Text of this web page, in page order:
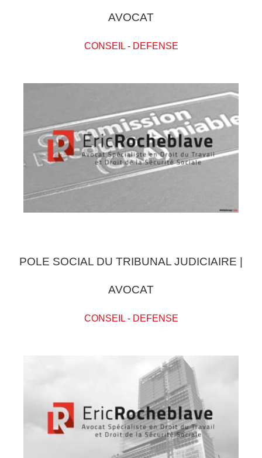
AVOCAT
CONSEIL- DEFENSE
POLE SOCIAL DU TRIBUNAL JUDICIAIRE |
AVOCAT
CONSEIL- DEFENSE